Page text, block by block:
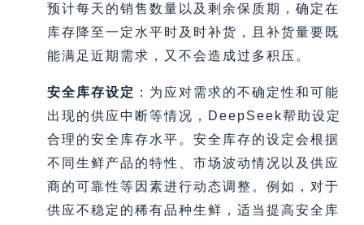
预计每天的销售数量以及剩余保质期，确定在
库存降至一定水平时及时补货，且补货量要既
能满足近期需求，又不会造成过多积压。
安全库存设定 ：为应对需求的不确定性和可能
出现的供应中断等情况，DeepSeek帮助设定
合理的安全库存水平。安全库存的设定会根据
不同生鲜产品的特性、市场波动情况以及供应
商的可靠性等因素进行动态调整。例如，对于
供应不稳定的稀有品种生鲜，适当提高安全库